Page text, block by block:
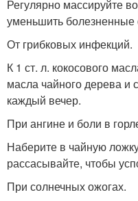
Регулярно массируйте
уменьшить
От грибковых инфекций.
К 1 ст. л. кокосового
масла чайного дерева и
каждый вечер.
При ангине и боли в
Наберите в чайную
рассасывайте, чтобы
При солнечных ожогах.